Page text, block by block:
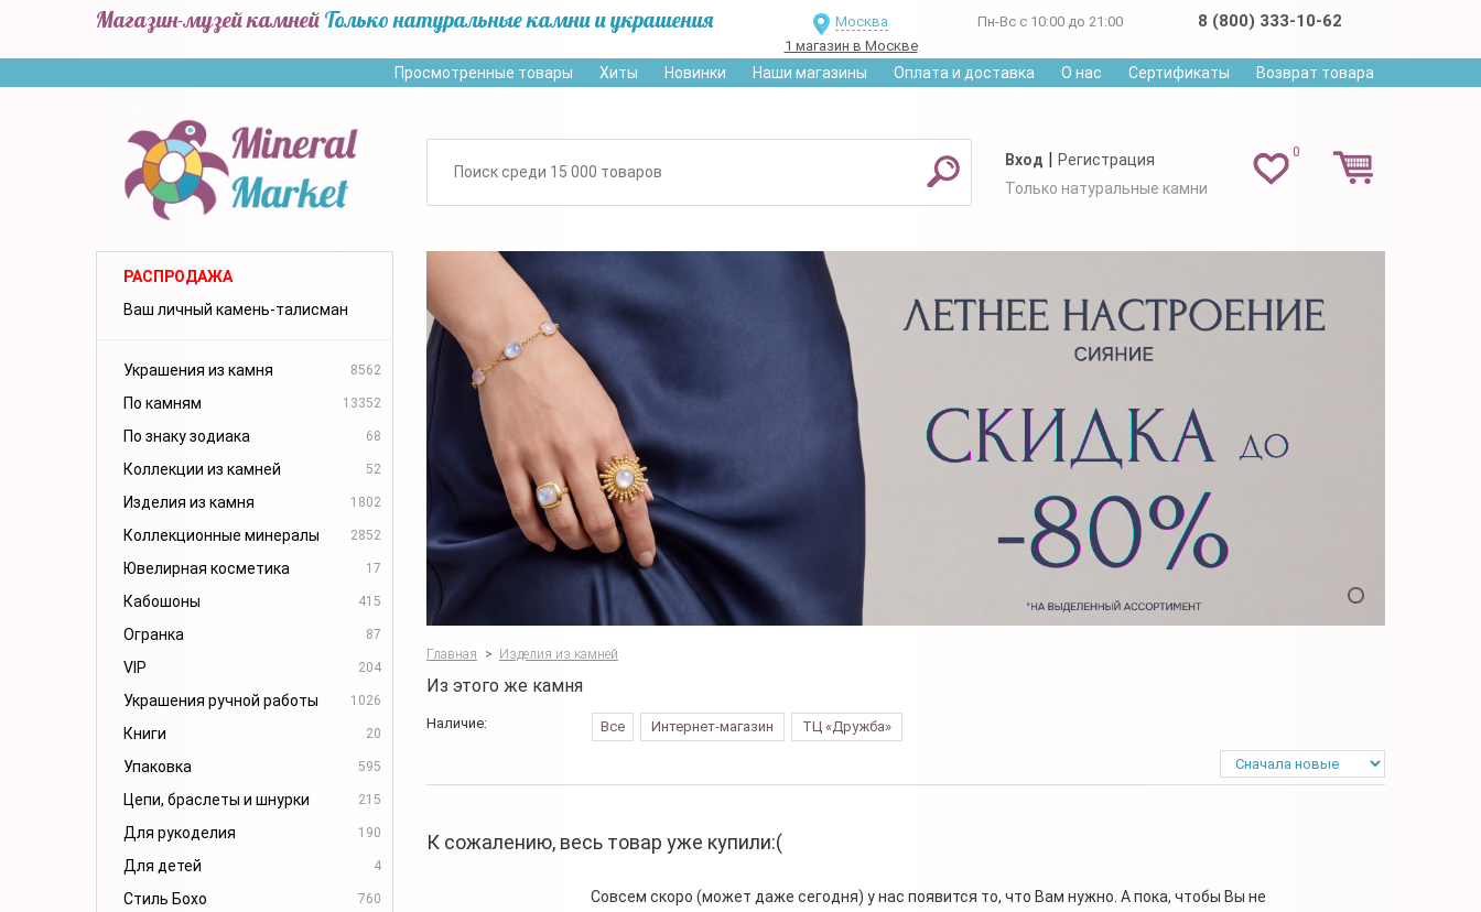
Магазин-музей камней Только натуральные камни и украшения
Москва
1 магазин в Москве
Пн-Вс с 10:00 до 21:00 8 (800) 333-10-62
Просмотренные товары Хиты Новинки Наши магазины Оплата и доставка О нас Сертификаты Возврат товара
0
Вход | Регистрация
Только натуральные камни
РАСПРОДАЖА
Ваш личный камень-талисман
Украшения из камня 8562
По камням 13352
По знаку зодиака 68
Коллекции из камней 52
Изделия из камня 1802
Коллекционные минералы 2852
Ювелирная косметика 17
Кабошоны 415
Огранка 87
VIP 204
Украшения ручной работы 1026
Книги 20
Упаковка 595
Цепи, браслеты и шнурки 215
Для рукоделия 190
Для детей 4
Стиль Бохо 760
Главная > Изделия из камней
Из этого же камня
Наличие: Все Интернет-магазин ТЦ «Дружба»
К сожалению, весь товар уже купили:(
Совсем скоро (может даже сегодня) у нас появится то, что Вам нужно. А пока, чтобы Вы не